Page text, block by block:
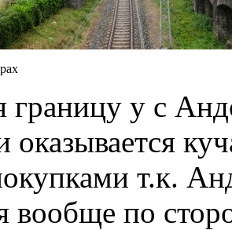
границу у с
оказывается
т.к.
вообще по